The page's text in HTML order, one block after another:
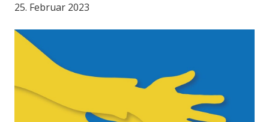
25. Februar 2023